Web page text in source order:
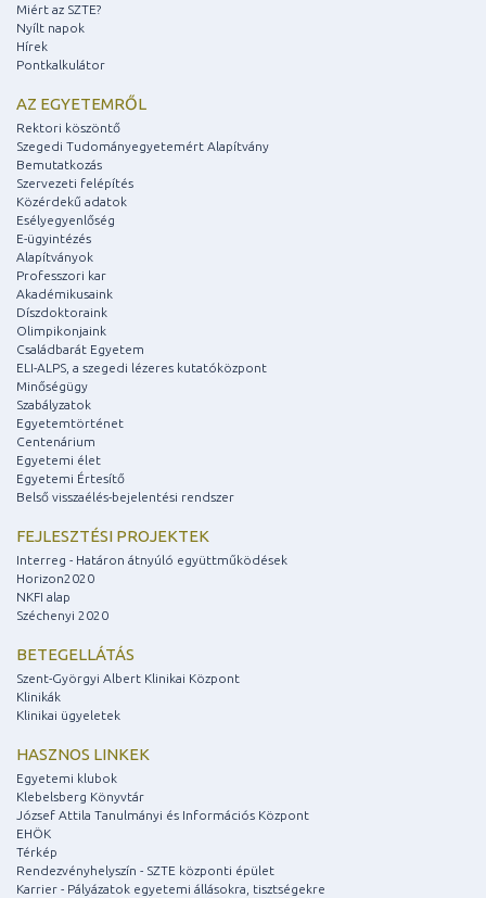
Miért az SZTE?
Nyílt napok
Hírek
Pontkalkulátor
AZ EGYETEMRŐL
Rektori köszöntő
Szegedi Tudományegyetemért Alapítvány
Bemutatkozás
Szervezeti felépítés
Közérdekű adatok
Esélyegyenlőség
E-ügyintézés
Alapítványok
Professzori kar
Akadémikusaink
Díszdoktoraink
Olimpikonjaink
Családbarát Egyetem
ELI-ALPS, a szegedi lézeres kutatóközpont
Minőségügy
Szabályzatok
Egyetemtörténet
Centenárium
Egyetemi élet
Egyetemi Értesítő
Belső visszaélés-bejelentési rendszer
FEJLESZTÉSI PROJEKTEK
Interreg - Határon átnyúló együttműködések
Horizon2020
NKFI alap
Széchenyi 2020
BETEGELLÁTÁS
Szent-Györgyi Albert Klinikai Központ
Klinikák
Klinikai ügyeletek
HASZNOS LINKEK
Egyetemi klubok
Klebelsberg Könyvtár
József Attila Tanulmányi és Információs Központ
EHÖK
Térkép
Rendezvényhelyszín - SZTE központi épület
Karrier - Pályázatok egyetemi állásokra, tisztségekre